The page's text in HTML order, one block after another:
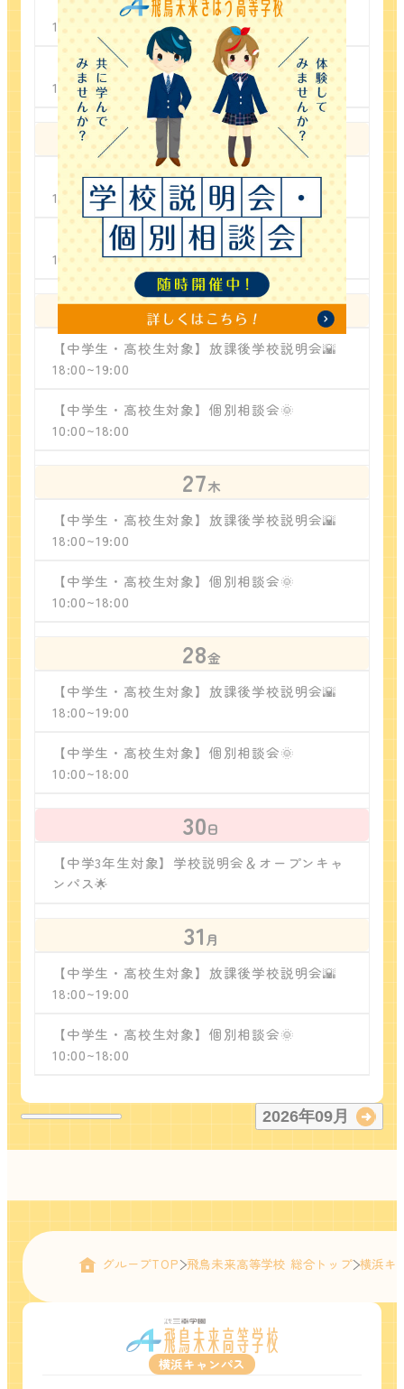
【中学生・高校生対象】放課後学校説明会🌇
18:00~19:00
【中学生・高校生対象】個別相談会🌞
10:00~18:00
25 火
【中学生・高校生対象】放課後学校説明会🌇
18:00~19:00
【中学生・高校生対象】個別相談会🌞
10:00~18:00
26水
【中学生・高校生対象】放課後学校説明会🌇
18:00~19:00
【中学生・高校生対象】個別相談会🌞
10:00~18:00
27木
【中学生・高校生対象】放課後学校説明会🌇
18:00~19:00
【中学生・高校生対象】個別相談会🌞
10:00~18:00
28金
【中学生・高校生対象】放課後学校説明会🌇
18:00~19:00
【中学生・高校生対象】個別相談会🌞
10:00~18:00
30日
【中学3年生対象】学校説明会＆オープンキャ
ンパス🌟
31 月
【中学生・高校生対象】放課後学校説明会🌇
18:00~19:00
【中学生・高校生対象】個別相談会🌞
10:00~18:00
2026年09月
グループTOP 飛鳥未来高等学校 総合トップ 横浜キ
横浜キャンパス